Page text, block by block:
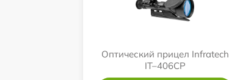
Оптический прицел Infratech
IT–406СP